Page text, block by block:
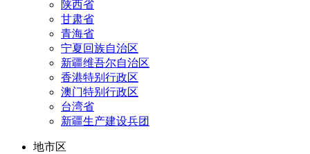
陕西省
甘肃省
青海省
宁夏回族自治区
新疆维吾尔自治区
香港特别行政区
澳门特别行政区
台湾省
新疆生产建设兵团
地市区